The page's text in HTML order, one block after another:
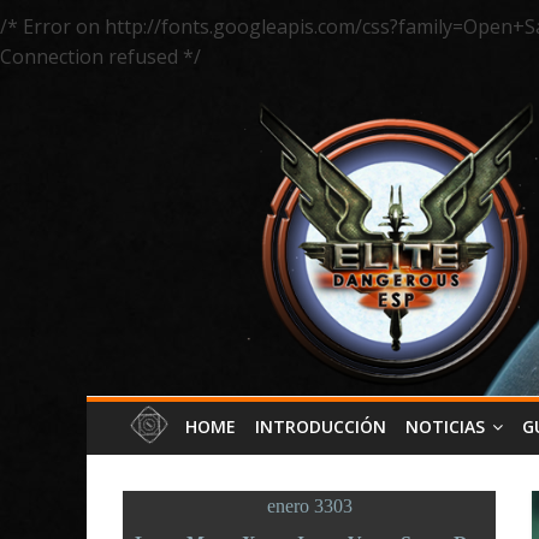
/* Error on http://fonts.googleapis.com/
Connection refused */
HOME INTRODUCCIÓN NOTICIAS
enero 3303